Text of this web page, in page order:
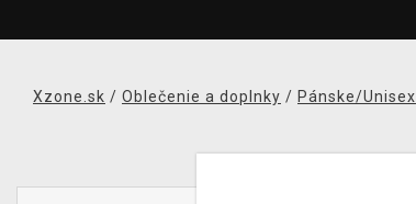
Xzone.sk / Oblečenie a doplnky / Pánske/Unisex